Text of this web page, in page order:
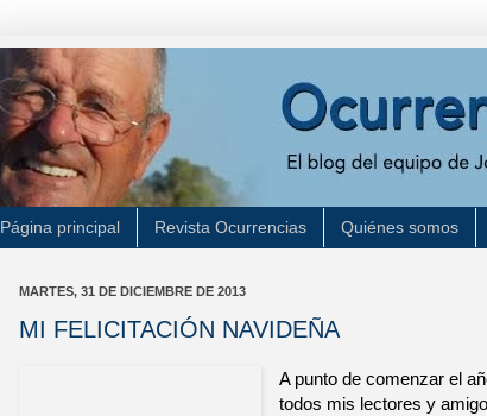
Página principal Revista Ocurrencias Quiénes somos
MARTES, 31 DE DICIEMBRE DE 2013
MI FELICITACIÓN NAVIDEÑA
A punto de comenzar el
todos mis lectores y